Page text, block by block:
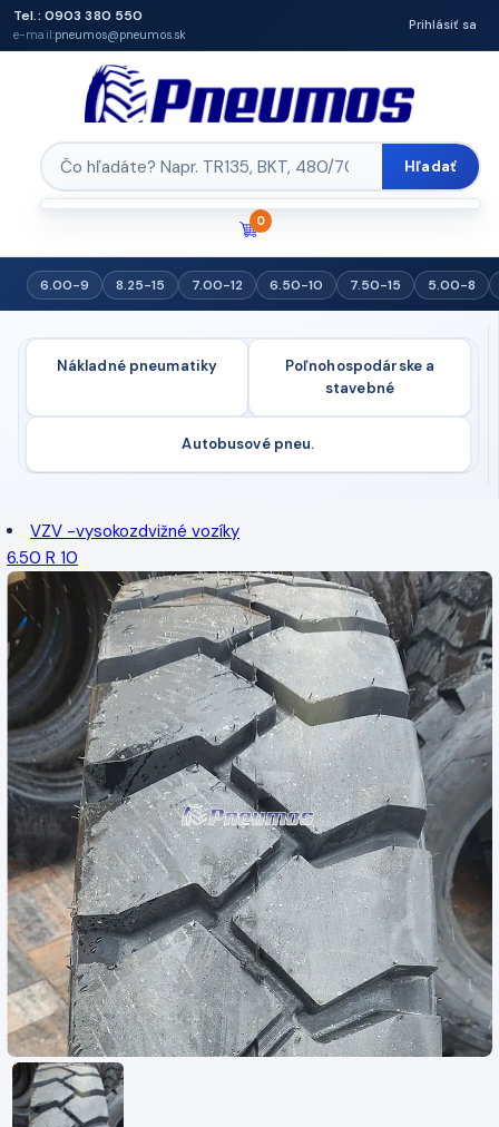
Tel.: 0903 380 550
e-mail:pneumos@pneumos.sk
Prihlásiť sa
Hľadať
0
6.00-9 8.25-15 7.00-12 6.50-10 7.50-15 5.00-8
Nákladné pneumatiky
Poľnohospodárske a
stavebné
Autobusové pneu.
VZV -vysokozdvižné vozíky
6.50 R 10